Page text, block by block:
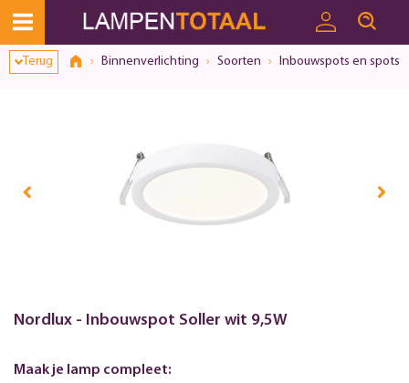
Terug Binnenverlichting Soorten Inbouwspots en spots
Nordlux - Inbouwspot Soller wit 9,5W
Maak je lamp compleet:
Toestemmingsvenster geopend